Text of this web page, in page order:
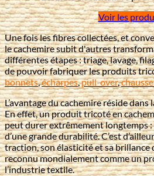
Voir les
Une fois les fibres collectées, et
le cachemire subit d'autres
différentes étapes : triage, lavage,
de pouvoir fabriquer les produits
bonnets,écharpes,pull-over,
L’avantage du cachemire réside dans
En effet, un produit tricoté en
peut durer extrêmement longtemps :
d’une grande durabilité. C’est
traction, son élasticité et sa brillance
reconnu mondialement comme un
l’industrie textile.